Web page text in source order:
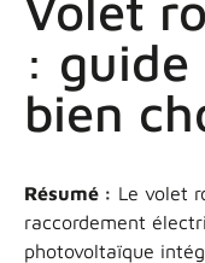
:
bien
Résumé : Le volet
raccordement
photovoltaïque